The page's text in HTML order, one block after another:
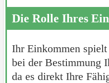
Die Rolle Ihres
Ihr Einkommen
bei der Bestimmung
da es direkt Ihre